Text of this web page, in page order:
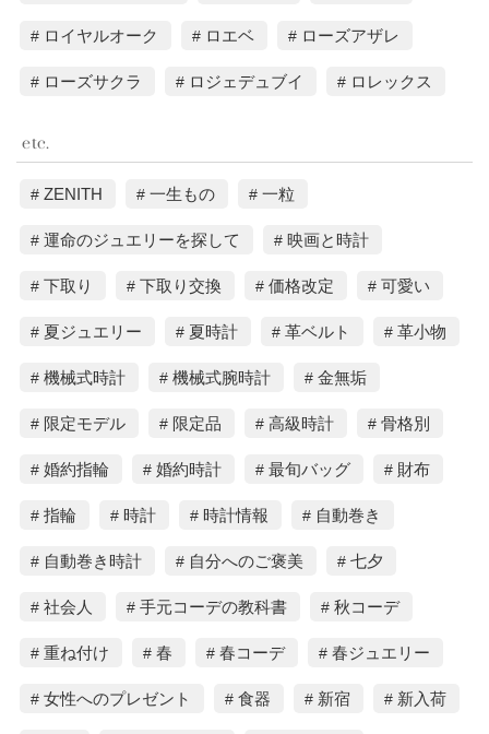
ロイヤルオーク ロエベ ローズアザレ
ローズサクラ ロジェデュブイ ロレックス
etc.
ZENITH 一生もの 一粒
運命のジュエリーを探して 映画と時計
下取り 下取り交換 価格改定 可愛い
夏ジュエリー 夏時計 革ベルト 革小物
機械式時計 機械式腕時計 金無垢
限定モデル 限定品 高級時計 骨格別
婚約指輪 婚約時計 最旬バッグ 財布
指輪 時計 時計情報 自動巻き
自動巻き時計 自分へのご褒美 七夕
社会人 手元コーデの教科書 秋コーデ
重ね付け 春 春コーデ 春ジュエリー
女性へのプレゼント 食器 新宿 新入荷